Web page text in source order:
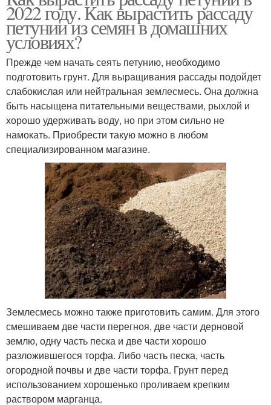
2022 году. Как вырастить рассаду
петунии из семян в домашних
условиях?
Прежде чем начать сеять петунию, необходимо
подготовить грунт. Для выращивания рассады подойдет
слабокислая или нейтральная землесмесь. Она должна
быть насыщена питательными веществами, рыхлой и
хорошо удерживать воду, но при этом сильно не
намокать. Приобрести такую можно в любом
специализированном магазине.
Землесмесь можно также приготовить самим. Для этого
смешиваем две части перегноя, две части дерновой
землю, одну часть песка и две части хорошо
разложившегося торфа. Либо часть песка, часть
огородной почвы и две части торфа. Грунт перед
использованием хорошенько проливаем крепким
раствором марганца.